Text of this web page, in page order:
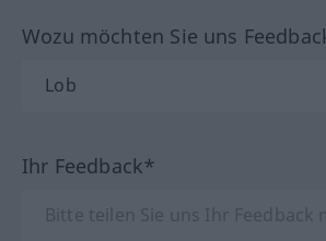
Wozu möchten Sie uns
Ihr Feedback*